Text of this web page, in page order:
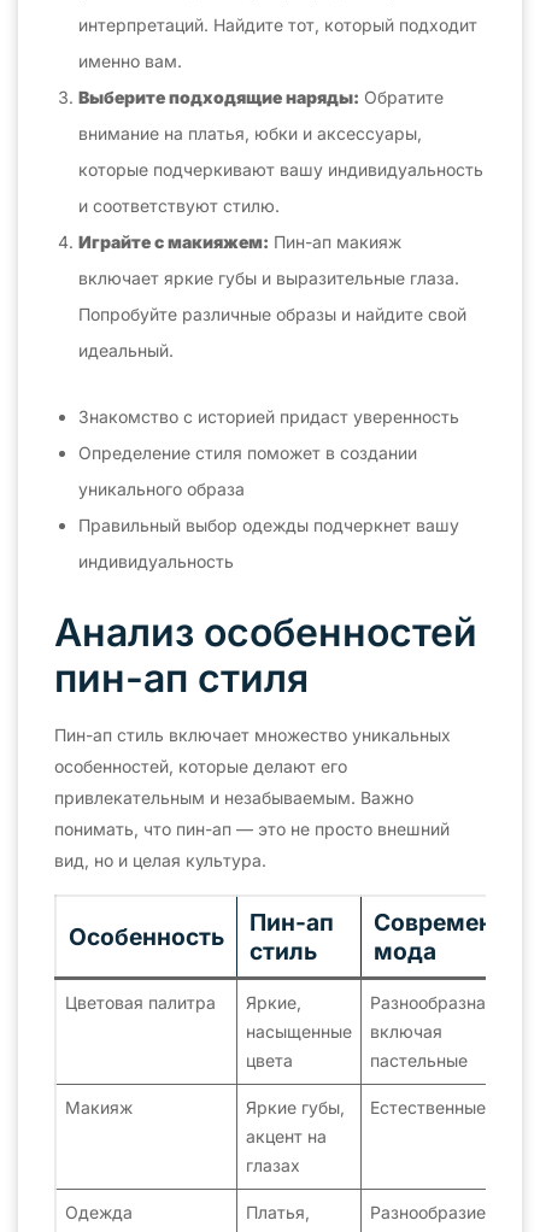
интерпретаций. Найдите тот, который подходит
именно вам.
Выберите подходящие наряды: Обратите
внимание на платья, юбки и аксессуары,
которые подчеркивают вашу индивидуальность
и соответствуют стилю.
Играйте с макияжем: Пин-ап макияж
включает яркие губы и выразительные глаза.
Попробуйте различные образы и найдите свой
идеальный.
Знакомство с историей придаст уверенность
Определение стиля поможет в создании
уникального образа
Правильный выбор одежды подчеркнет вашу
индивидуальность
Анализ особенностей
пин-ап стиля
Пин-ап стиль включает множество уникальных
особенностей, которые делают его
привлекательным и незабываемым. Важно
понимать, что пин-ап — это не просто внешний
вид, но и целая культура.
Особенность
Пин-ап
стиль
Современная
мода
Цветовая палитра
Яркие,
насыщенные
цвета
Разнообразная,
включая
пастельные
Макияж
Яркие губы,
акцент на
глазах
Естественные тона
Одежда
Платья,
Разнообразие